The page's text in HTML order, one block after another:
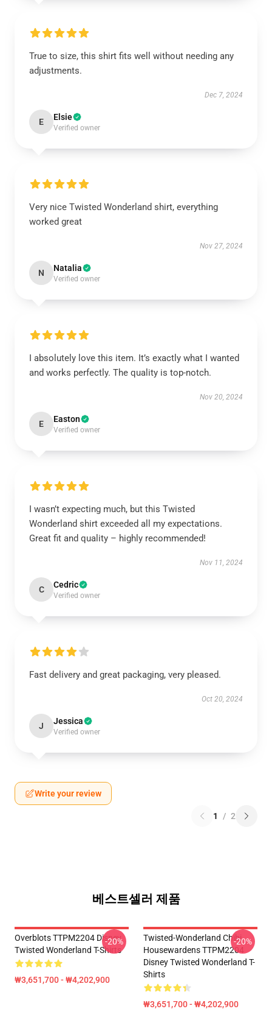
True to size, this shirt fits well without needing any
adjustments.
Dec 7, 2024
E Elsie
Verified owner
Very nice Twisted Wonderland shirt, everything
worked great
Nov 27, 2024
N Natalia
Verified owner
I absolutely love this item. It’s exactly what I wanted
and works perfectly. The quality is top-notch.
Nov 20, 2024
E Easton
Verified owner
I wasn’t expecting much, but this Twisted
Wonderland shirt exceeded all my expectations.
Great fit and quality – highly recommended!
Nov 11, 2024
C Cedric
Verified owner
Fast delivery and great packaging, very pleased.
Oct 20, 2024
J Jessica
Verified owner
Write your review
1 / 2
베스트셀러 제품
Overblots TTPM2204 Disney
Twisted Wonderland T-Shirts
₩3,651,700 - ₩4,202,900
-20%
Twisted-Wonderland Chibi
Housewardens TTPM2204
Disney Twisted Wonderland T-
Shirts
₩3,651,700 - ₩4,202,900
-20%